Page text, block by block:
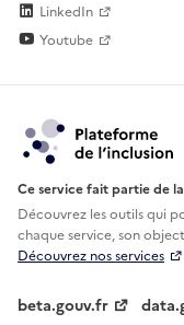
LinkedIn
Youtube
Ce service fait partie de
Découvrez les outils qui
chaque service, son
Découvrez nos services
beta.gouv.fr